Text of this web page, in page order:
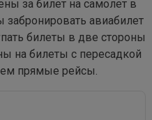
за билет на самолет в
забронировать авиабилет
билеты в две стороны
на билеты с пересадкой
прямые рейсы.